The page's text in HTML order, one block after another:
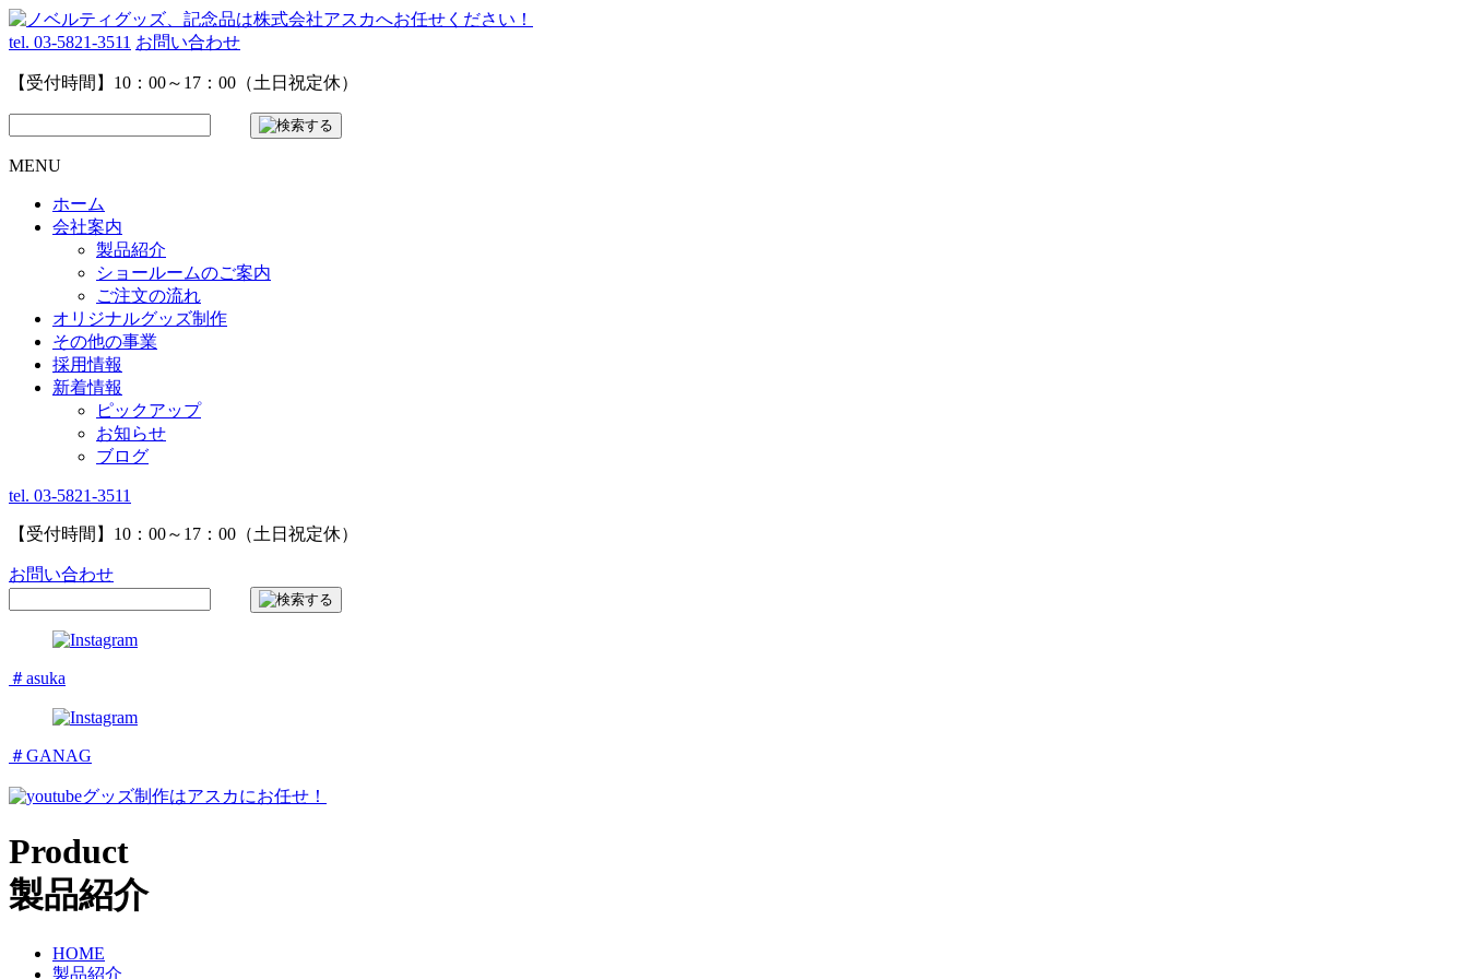
tel. 03-5821-3511 お問い合わせ
【受付時間】10：00～17：00（土日祝定休）
MENU
ホーム
会社案内
製品紹介
ショールームのご案内
ご注文の流れ
オリジナルグッズ制作
その他の事業
採用情報
新着情報
ピックアップ
お知らせ
ブログ
tel. 03-5821-3511
【受付時間】10：00～17：00（土日祝定休）
お問い合わせ
＃asuka
＃GANAG
グッズ制作はアスカにお任せ！
Product
製品紹介
HOME
製品紹介